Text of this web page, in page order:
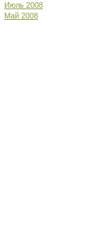
Июль 2008
Май 2008